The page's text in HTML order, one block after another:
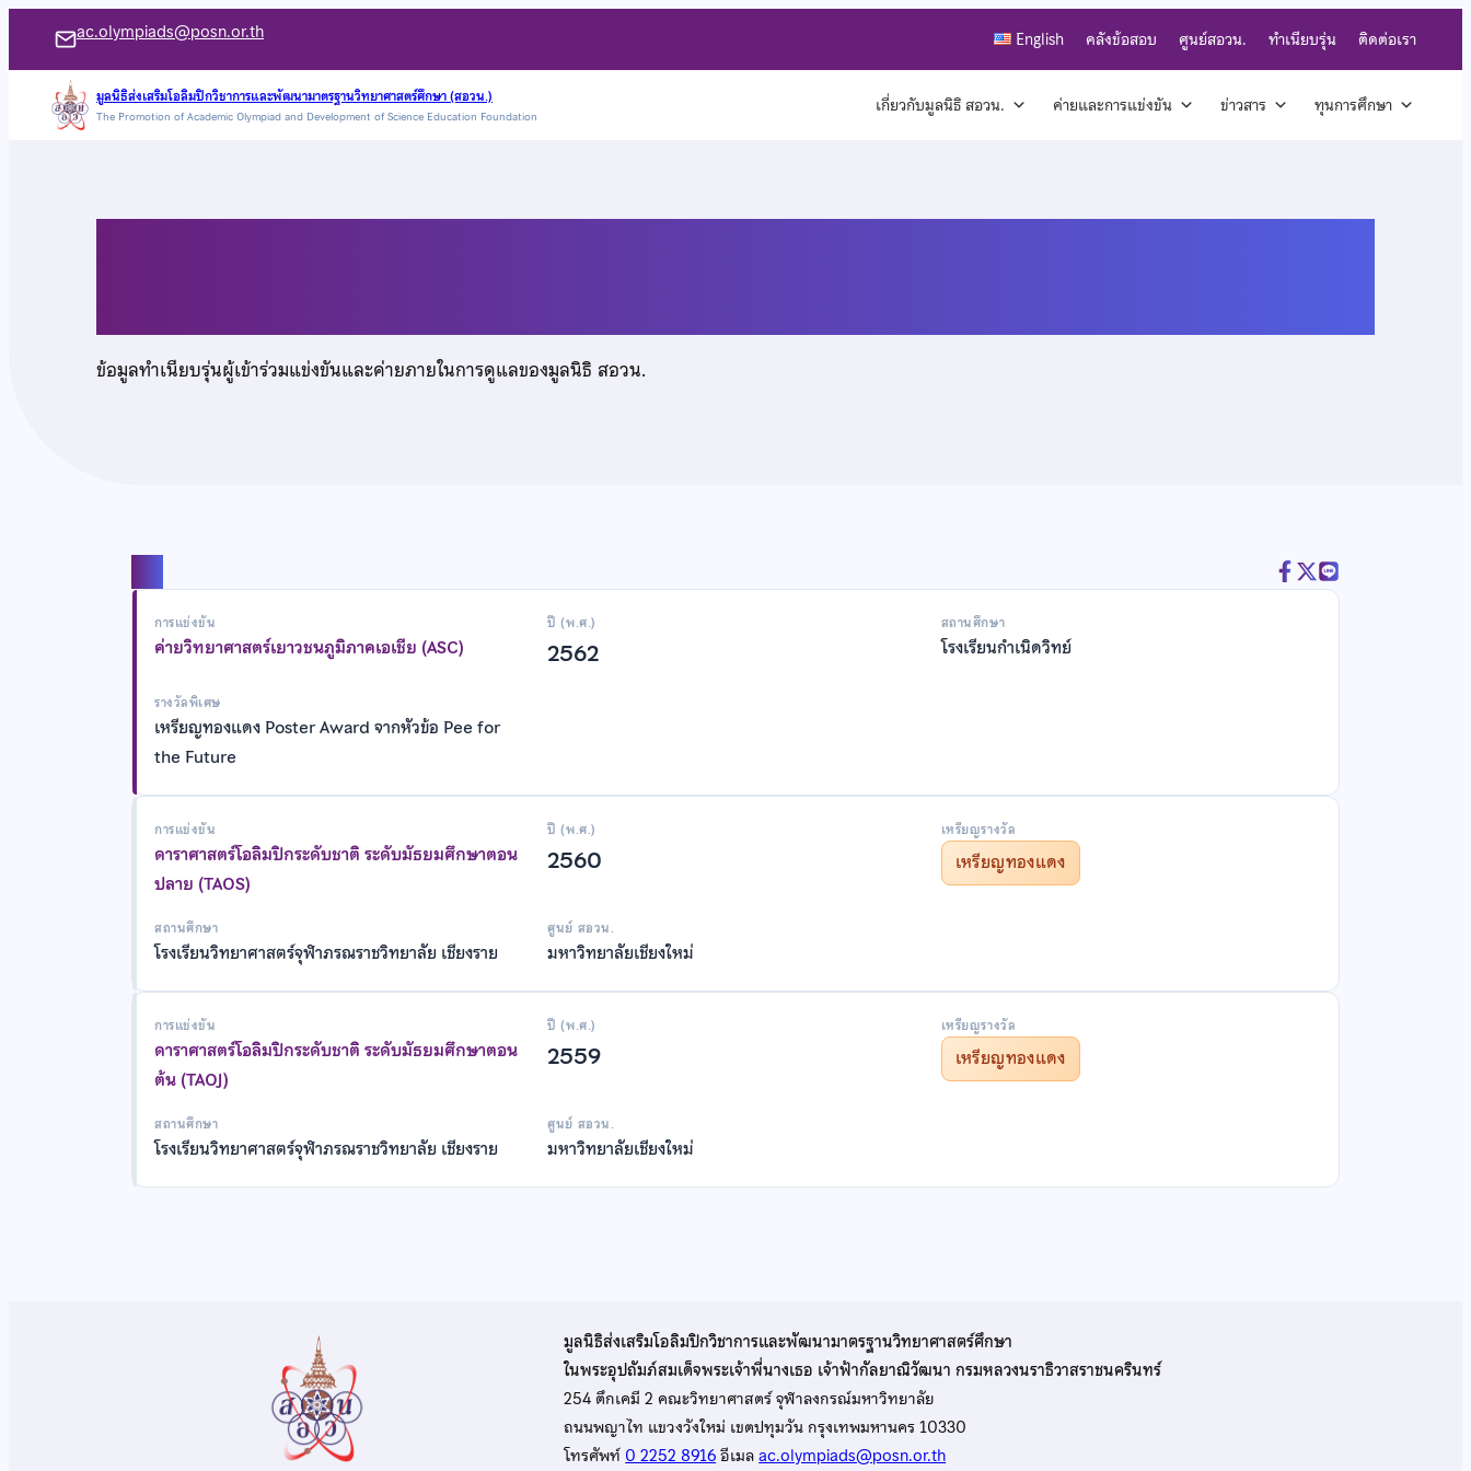
เนื้อหา
ac.olympiads@posn.or.th English คลังข้อสอบ ศูนย์สอวน. ทำเนียบรุ่น ติดต่อเรา
มูลนิธิส่งเสริมโอลิมปิกวิชาการและพัฒนามาตรฐานวิทยาศาสตร์ศึกษา (สอวน.)
The Promotion of Academic Olympiad and Development of Science Education Foundation เกี่ยวกับมูลนิธิ สอวน. ค่ายและการแข่งขัน ข่าวสาร ทุนการศึกษา
ข้อมูลทำเนียบรุ่นผู้เข้าร่วมแข่งขันและค่ายภายในการดูแลของมูลนิธิ สอวน.
การแข่งขัน
ค่ายวิทยาศาสตร์เยาวชนภูมิภาคเอเชีย (ASC)
ปี (พ.ศ.)
2562
สถานศึกษา
โรงเรียนกำเนิดวิทย์
รางวัลพิเศษ
เหรียญทองแดง Poster Award จากหัวข้อ Pee for
the Future
การแข่งขัน
ดาราศาสตร์โอลิมปิกระดับชาติ ระดับมัธยมศึกษาตอน
ปลาย (TAOS)
ปี (พ.ศ.)
2560
เหรียญรางวัล
เหรียญทองแดง
สถานศึกษา
โรงเรียนวิทยาศาสตร์จุฬาภรณราชวิทยาลัย เชียงราย
ศูนย์ สอวน.
มหาวิทยาลัยเชียงใหม่
การแข่งขัน
ดาราศาสตร์โอลิมปิกระดับชาติ ระดับมัธยมศึกษาตอน
ต้น (TAOJ)
ปี (พ.ศ.)
2559
เหรียญรางวัล
เหรียญทองแดง
สถานศึกษา
โรงเรียนวิทยาศาสตร์จุฬาภรณราชวิทยาลัย เชียงราย
ศูนย์ สอวน.
มหาวิทยาลัยเชียงใหม่
มูลนิธิส่งเสริมโอลิมปิกวิชาการและพัฒนามาตรฐานวิทยาศาสตร์ศึกษา
ในพระอุปถัมภ์สมเด็จพระเจ้าพี่นางเธอ เจ้าฟ้ากัลยาณิวัฒนา กรมหลวงนราธิวาสราชนครินทร์
254 ตึกเคมี 2 คณะวิทยาศาสตร์ จุฬาลงกรณ์มหาวิทยาลัย
ถนนพญาไท แขวงวังใหม่ เขตปทุมวัน กรุงเทพมหานคร 10330
โทรศัพท์0 2252 8916อีเมลac.olympiads@posn.or.th